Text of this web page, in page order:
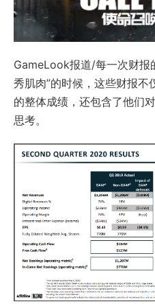
GameLook报道/每一次财报
秀肌肉”的时候，这些财报
的整体成绩，还包含了他们
思考。